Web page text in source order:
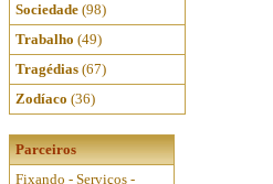
Sociedade (98)
Trabalho (49)
Tragédias (67)
Zodíaco (36)
Parceiros
Fixando - Serviços -